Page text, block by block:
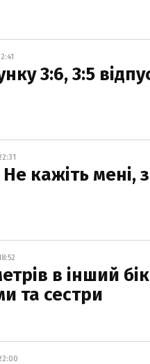
3:6, 3:5
кажіть мені,
в інший
та сестри